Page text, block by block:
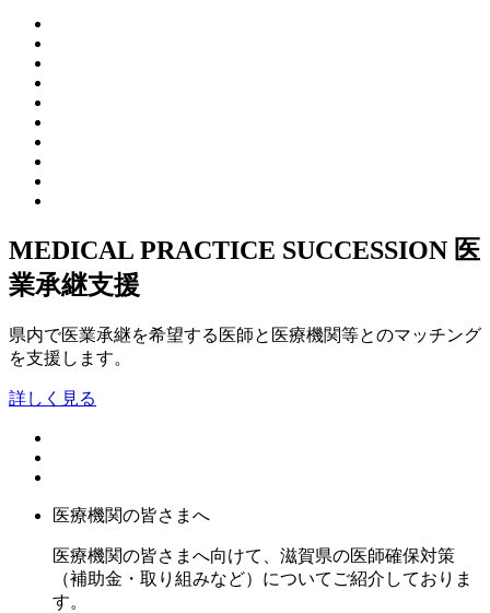
MEDICAL PRACTICE SUCCESSION 医
業承継支援
県内で医業承継を希望する医師と医療機関等とのマッチング
を支援します。
詳しく見る
医療機関の皆さまへ
医療機関の皆さまへ向けて、滋賀県の医師確保対策
（補助金・取り組みなど）についてご紹介しておりま
す。